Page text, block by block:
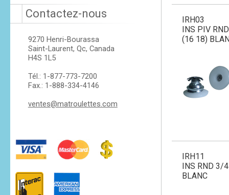
Contactez-nous
9270 Henri-Bourassa
Saint-Laurent, Qc, Canada
H4S 1L5
Tél.: 1-877-773-7200
Fax.: 1-888-334-4146
ventes@matroulettes.com
IRH03
INS PIV
(16 18)
IRH11
INS RND 3/
BLANC